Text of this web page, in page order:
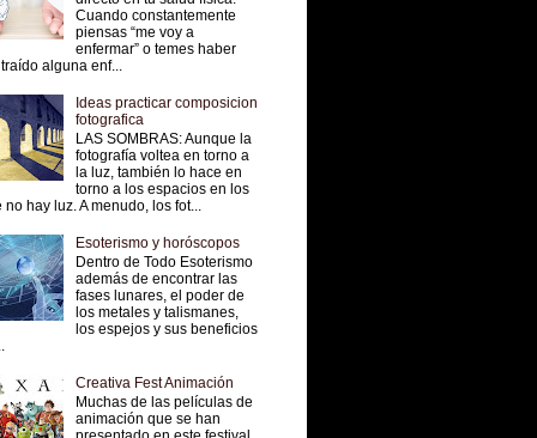
Cuando constantemente
piensas “me voy a
enfermar” o temes haber
alguna enf...
Ideas practicar composicion
fotografica
LAS SOMBRAS: Aunque la
fotografía voltea en torno a
la luz, también lo hace en
torno a los espacios en los
no hay luz. A menudo, los fot...
Esoterismo y horóscopos
Dentro de Todo Esoterismo
además de encontrar las
fases lunares, el poder de
los metales y talismanes,
los espejos y sus beneficios
Creativa Fest Animación
Muchas de las películas de
animación que se han